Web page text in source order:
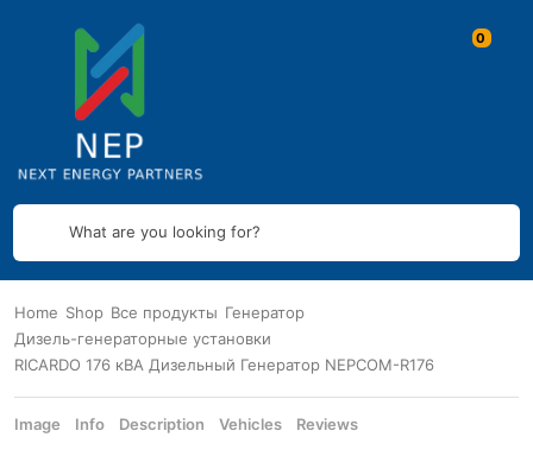
What are you looking for?
Home Shop Все продукты Генератор
Дизель-генераторные установки
RICARDO 176 кВА Дизельный Генератор NEPCOM-R176
Image Info Description Vehicles Reviews